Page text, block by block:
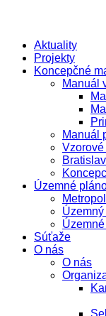
Aktuality
Projekty
Koncepčné
Manuál
Manuál
Územné
Súťaže
O nás
O nás